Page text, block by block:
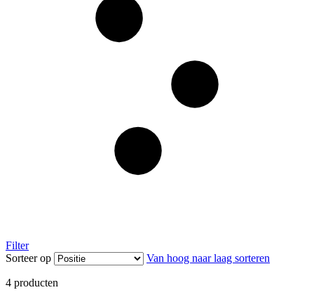
Filter
Sorteer op
Van hoog naar laag sorteren
4 producten